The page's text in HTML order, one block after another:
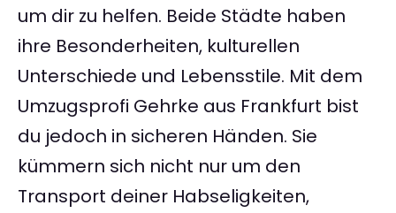
um dir zu helfen. Beide Städte haben
ihre Besonderheiten, kulturellen
Unterschiede und Lebensstile. Mit dem
Umzugsprofi Gehrke aus Frankfurt bist
du jedoch in sicheren Händen. Sie
kümmern sich nicht nur um den
Transport deiner Habseligkeiten,